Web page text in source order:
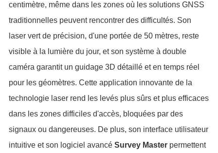
centimètre, même dans les zones où les solutions GNSS
traditionnelles peuvent rencontrer des difficultés. Son
laser vert de précision, d'une portée de 50 mètres, reste
visible à la lumière du jour, et son système à double
caméra garantit un guidage 3D détaillé et en temps réel
pour les géomètres. Cette application innovante de la
technologie laser rend les levés plus sûrs et plus efficaces
dans les zones difficiles d'accès, bloquées par des
signaux ou dangereuses. De plus, son interface utilisateur
intuitive et son logiciel avancé Survey Masterpermettent